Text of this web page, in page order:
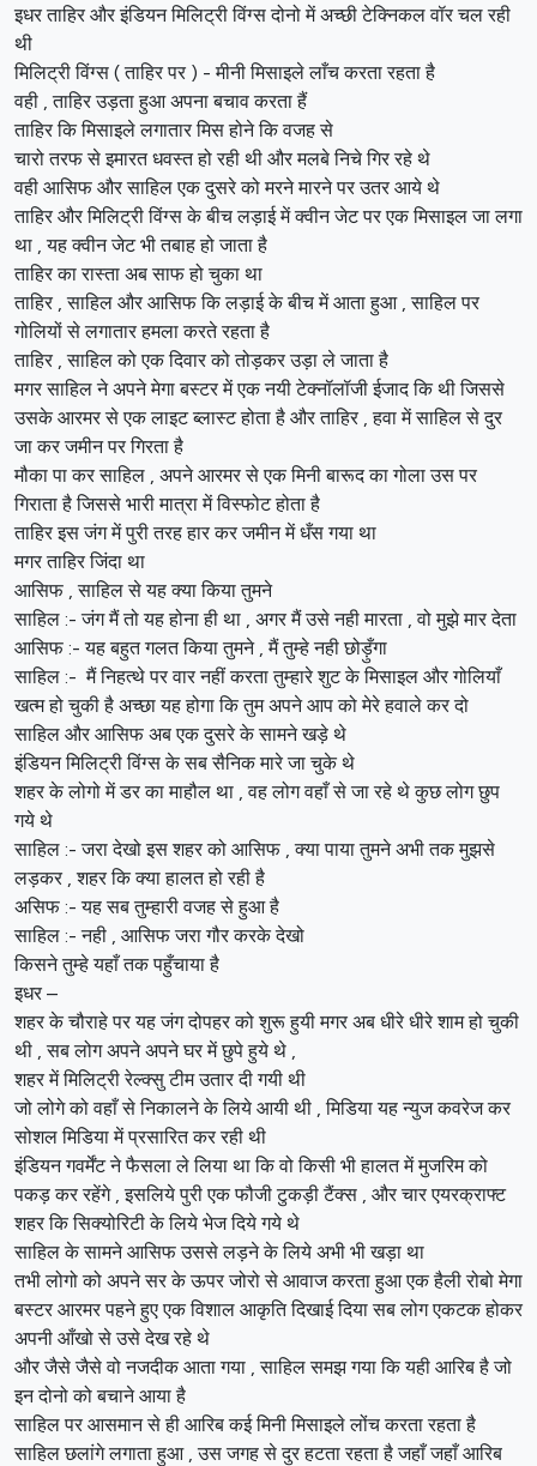
इधर ताहिर और इंडियन मिलिट्री विंग्स दोनो में अच्छी टेक्निकल वॉर चल रही
थी
मिलिट्री विंग्स ( ताहिर पर ) - मीनी मिसाइले लाँच करता रहता है
वही , ताहिर उड़ता हुआ अपना बचाव करता हैं
ताहिर कि मिसाइले लगातार मिस होने कि वजह से
चारो तरफ से इमारत धवस्त हो रही थी और मलबे निचे गिर रहे थे
वही आसिफ और साहिल एक दुसरे को मरने मारने पर उतर आये थे
ताहिर और मिलिट्री विंग्स के बीच लड़ाई में क्वीन जेट पर एक मिसाइल जा लगा
था , यह क्वीन जेट भी तबाह हो जाता है
ताहिर का रास्ता अब साफ हो चुका था
ताहिर , साहिल और आसिफ कि लड़ाई के बीच में आता हुआ , साहिल पर
गोलियों से लगातार हमला करते रहता है
ताहिर , साहिल को एक दिवार को तोड़कर उड़ा ले जाता है
मगर साहिल ने अपने मेगा बस्टर में एक नयी टेक्नॉलॉजी ईजाद कि थी जिससे
उसके आरमर से एक लाइट ब्लास्ट होता है और ताहिर , हवा में साहिल से दुर
जा कर जमीन पर गिरता है
मौका पा कर साहिल , अपने आरमर से एक मिनी बारूद का गोला उस पर
गिराता है जिससे भारी मात्रा में विस्फोट होता है
ताहिर इस जंग में पुरी तरह हार कर जमीन में धँस गया था
मगर ताहिर जिंदा था
आसिफ , साहिल से यह क्या किया तुमने
साहिल :- जंग मैं तो यह होना ही था , अगर मैं उसे नही मारता , वो मुझे मार देता
आसिफ :- यह बहुत गलत किया तुमने , मैं तुम्हे नही छोड़ुँगा
साहिल :- मैं निहत्थे पर वार नहीं करता तुम्हारे शुट के मिसाइल और गोलियाँ
खत्म हो चुकी है अच्छा यह होगा कि तुम अपने आप को मेरे हवाले कर दो
साहिल और आसिफ अब एक दुसरे के सामने खड़े थे
इंडियन मिलिट्री विंग्स के सब सैनिक मारे जा चुके थे
शहर के लोगो में डर का माहौल था , वह लोग वहाँ से जा रहे थे कुछ लोग छुप
गये थे
साहिल :- जरा देखो इस शहर को आसिफ , क्या पाया तुमने अभी तक मुझसे
लड़कर , शहर कि क्या हालत हो रही है
असिफ :- यह सब तुम्हारी वजह से हुआ है
साहिल :- नही , आसिफ जरा गौर करके देखो
किसने तुम्हे यहाँ तक पहुँचाया है
इधर –
शहर के चौराहे पर यह जंग दोपहर को शुरू हुयी मगर अब धीरे धीरे शाम हो चुकी
थी , सब लोग अपने अपने घर में छुपे हुये थे ,
शहर में मिलिट्री रेल्क्सु टीम उतार दी गयी थी
जो लोगे को वहाँ से निकालने के लिये आयी थी , मिडिया यह न्युज कवरेज कर
सोशल मिडिया में प्रसारित कर रही थी
इंडियन गवर्मेंट ने फैसला ले लिया था कि वो किसी भी हालत में मुजरिम को
पकड़ कर रहेंगे , इसलिये पुरी एक फौजी टुकड़ी टैंक्स , और चार एयरक्राफ्ट
शहर कि सिक्योरिटी के लिये भेज दिये गये थे
साहिल के सामने आसिफ उससे लड़ने के लिये अभी भी खड़ा था
तभी लोगो को अपने सर के ऊपर जोरो से आवाज करता हुआ एक हैली रोबो मेगा
बस्टर आरमर पहने हुए एक विशाल आकृति दिखाई दिया सब लोग एकटक होकर
अपनी आँखो से उसे देख रहे थे
और जैसे जैसे वो नजदीक आता गया , साहिल समझ गया कि यही आरिब है जो
इन दोनो को बचाने आया है
साहिल पर आसमान से ही आरिब कई मिनी मिसाइले लोंच करता रहता है
साहिल छलांगे लगाता हुआ , उस जगह से दुर हटता रहता है जहाँ जहाँ आरिब